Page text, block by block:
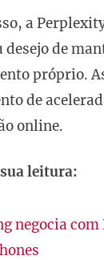
a
desejo de
próprio.
de
online.
leitura:
negocia